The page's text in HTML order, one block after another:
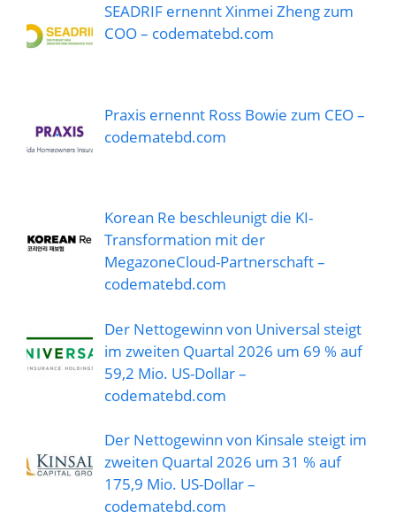
SEADRIF ernennt Xinmei Zheng zum
COO – codematebd.com
Praxis ernennt Ross Bowie zum CEO –
codematebd.com
Korean Re beschleunigt die KI-
Transformation mit der
MegazoneCloud-Partnerschaft –
codematebd.com
Der Nettogewinn von Universal steigt
im zweiten Quartal 2026 um 69 % auf
59,2 Mio. US-Dollar –
codematebd.com
Der Nettogewinn von Kinsale steigt im
zweiten Quartal 2026 um 31 % auf
175,9 Mio. US-Dollar –
codematebd.com